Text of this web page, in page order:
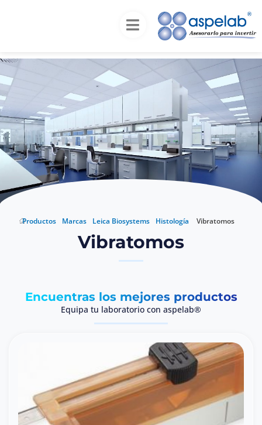
Productos Marcas
Histología
Vibratomos
Productos Marcas Leica Biosystems Histología Vibratomos
Vibratomos
Encuentras los mejores productos
Equipa tu laboratorio con aspelab®